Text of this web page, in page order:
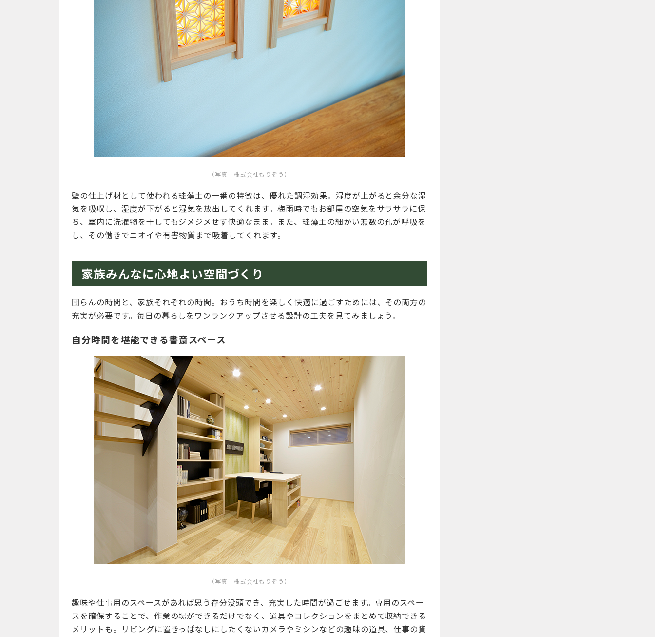
（写真＝株式会社もりぞう）
壁の仕上げ材として使われる珪藻土の一番の特徴は、優れた調湿効果。湿度が上がると余分な湿
気を吸収し、湿度が下がると湿気を放出してくれます。梅雨時でもお部屋の空気をサラサラに保
ち、室内に洗濯物を干してもジメジメせず快適なまま。また、珪藻土の細かい無数の孔が呼吸を
し、その働きでニオイや有害物質まで吸着してくれます。
家族みんなに心地よい空間づくり
団らんの時間と、家族それぞれの時間。おうち時間を楽しく快適に過ごすためには、その両方の
充実が必要です。毎日の暮らしをワンランクアップさせる設計の工夫を見てみましょう。
自分時間を堪能できる書斎スペース
（写真＝株式会社もりぞう）
趣味や仕事用のスペースがあれば思う存分没頭でき、充実した時間が過ごせます。専用のスペー
スを確保することで、作業の場ができるだけでなく、道具やコレクションをまとめて収納できる
メリットも。リビングに置きっぱなしにしたくないカメラやミシンなどの趣味の道具、仕事の資